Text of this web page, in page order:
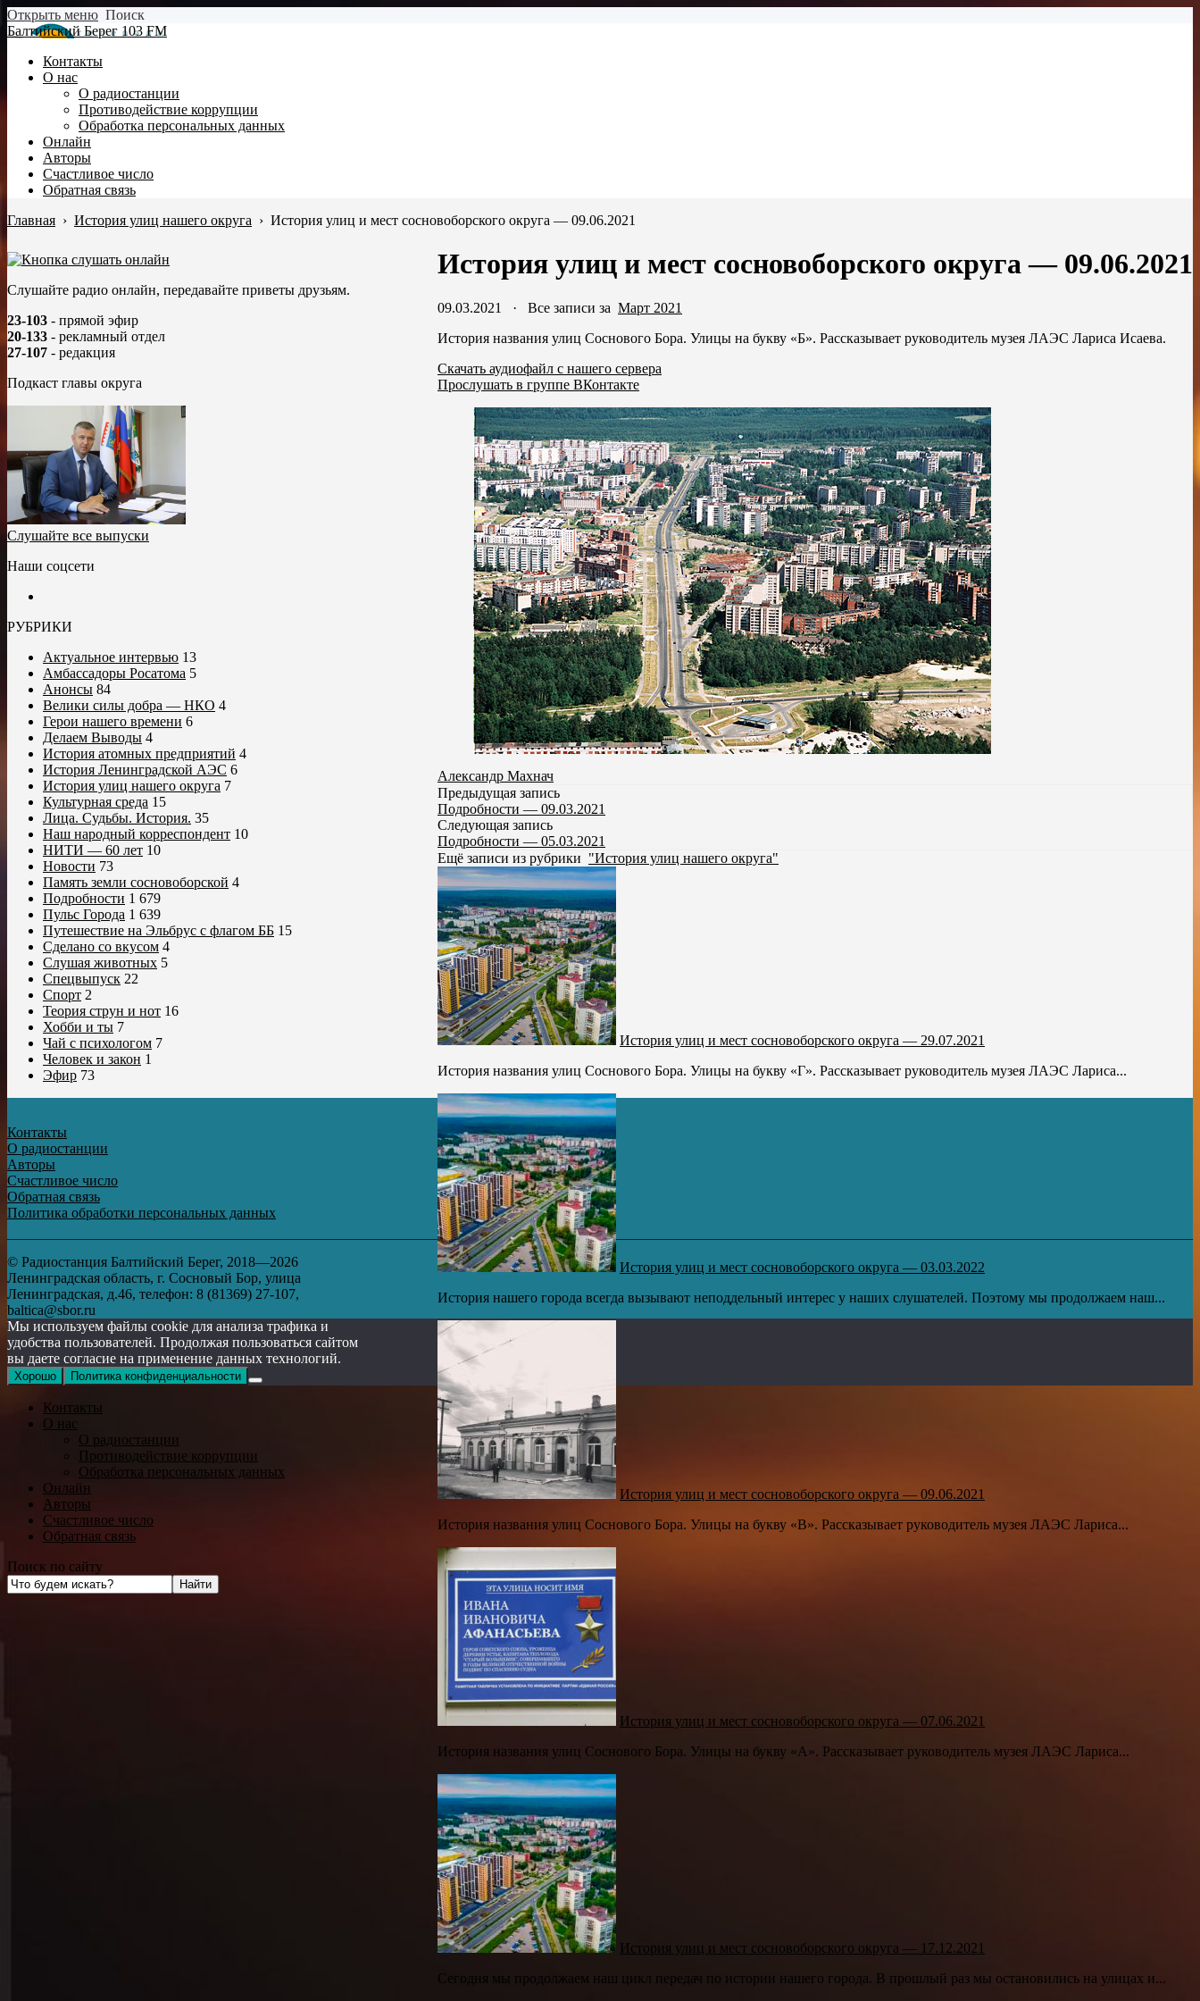
Открыть меню Поиск
Балтийский Берег 103 FM
Контакты
О нас
О радиостанции
Противодействие коррупции
Обработка персональных данных
Онлайн
Авторы
Счастливое число
Обратная связь
Главная › История улиц нашего округа › История улиц и мест сосновоборского округа — 09.06.2021
История улиц и мест сосновоборского округа — 09.06.2021
09.03.2021 · Все записи за Март 2021
История названия улиц Соснового Бора. Улицы на букву «Б». Рассказывает руководитель музея ЛАЭС Лариса Исаева.
Скачать аудиофайл с нашего сервера
Прослушать в группе ВКонтакте
Александр Махнач
Предыдущая запись
Подробности — 09.03.2021
Следующая запись
Подробности — 05.03.2021
Ещё записи из рубрики "История улиц нашего округа"
История улиц и мест сосновоборского округа — 29.07.2021
История названия улиц Соснового Бора. Улицы на букву «Г». Рассказывает руководитель музея ЛАЭС Лариса...
История улиц и мест сосновоборского округа — 03.03.2022
История нашего города всегда вызывают неподдельный интерес у наших слушателей. Поэтому мы продолжаем наш...
История улиц и мест сосновоборского округа — 09.06.2021
История названия улиц Соснового Бора. Улицы на букву «В». Рассказывает руководитель музея ЛАЭС Лариса...
История улиц и мест сосновоборского округа — 07.06.2021
История названия улиц Соснового Бора. Улицы на букву «А». Рассказывает руководитель музея ЛАЭС Лариса...
История улиц и мест сосновоборского округа — 17.12.2021
Сегодня мы продолжаем наш цикл передач по истории нашего города. В прошлый раз мы остановились на улицах и...
Слушайте радио онлайн, передавайте приветы друзьям.
23-103 - прямой эфир
20-133 - рекламный отдел
27-107 - редакция
Подкаст главы округа
Слушайте все выпуски
Наши соцсети
РУБРИКИ
Актуальное интервью 13
Амбассадоры Росатома 5
Анонсы 84
Велики силы добра — НКО 4
Герои нашего времени 6
Делаем Выводы 4
История атомных предприятий 4
История Ленинградской АЭС 6
История улиц нашего округа 7
Культурная среда 15
Лица. Судьбы. История. 35
Наш народный корреспондент 10
НИТИ — 60 лет 10
Новости 73
Память земли сосновоборской 4
Подробности 1 679
Пульс Города 1 639
Путешествие на Эльбрус с флагом ББ 15
Сделано со вкусом 4
Слушая животных 5
Спецвыпуск 22
Спорт 2
Теория струн и нот 16
Хобби и ты 7
Чай с психологом 7
Человек и закон 1
Эфир 73
Контакты
О радиостанции
Авторы
Счастливое число
Обратная связь
Политика обработки персональных данных
© Радиостанция Балтийский Берег, 2018—2026
Ленинградская область, г. Сосновый Бор, улица
Ленинградская, д.46, телефон: 8 (81369) 27-107,
baltica@sbor.ru
Мы используем файлы cookie для анализа трафика и
удобства пользователей. Продолжая пользоваться сайтом
вы даете согласие на применение данных технологий.
Хорошо Политика конфиденциальности
Контакты
О нас
О радиостанции
Противодействие коррупции
Обработка персональных данных
Онлайн
Авторы
Счастливое число
Обратная связь
Поиск по сайту